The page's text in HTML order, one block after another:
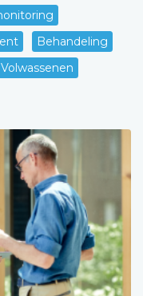
Behandeling
Volwassenen